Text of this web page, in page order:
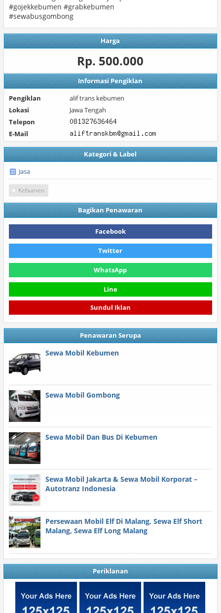
#gojekkebumen #grabkebumen
#sewabusgombong
Harga
Rp. 500.000
Informasi Pengiklan
Pengiklan
alif trans kebumen
Lokasi
Jawa Tengah
Telepon
E-Mail
Kategori & Label
Jasa
Kebumen
Bagikan Penawaran
Facebook
Twitter
WhatsApp
Line
Sundul Iklan
Penawaran Serupa
Sewa Mobil Kebumen
Sewa Mobil Gombong
Sewa Mobil Dan Bus Di Kebumen
Sewa Mobil Jakarta & Sewa Mobil Korporat –
Autotranz Indonesia
Persewaan Mobil Elf Di Malang, Sewa Elf Short
Malang, Sewa Elf Long Malang
Periklanan